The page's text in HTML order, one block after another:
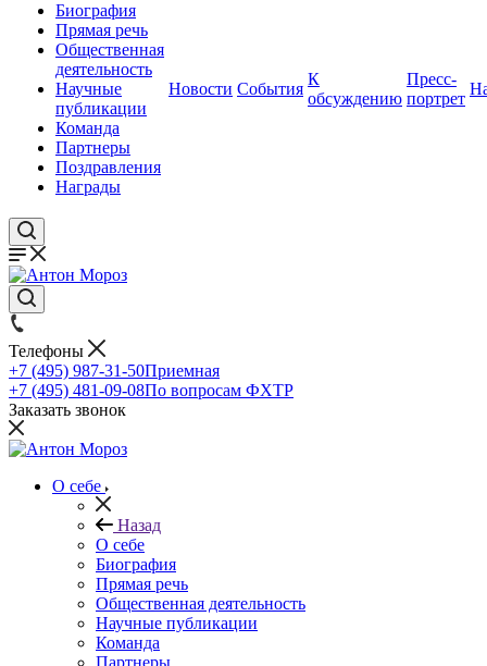
Биография
Прямая речь
Общественная
деятельность
Научные
публикации
Команда
Партнеры
Поздравления
Награды
Новости События
К
обсуждению
Пресс-
портрет
Телефоны
+7 (495) 987-31-50Приемная
+7 (495) 481-09-08По вопросам ФХТР
Заказать звонок
О себе
Назад
О себе
Биография
Прямая речь
Общественная деятельность
Научные публикации
Команда
Партнеры